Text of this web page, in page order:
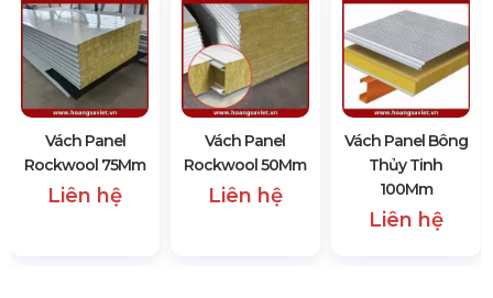
Vách Panel
Rockwool 75Mm
Liên hệ
Vách Panel
Rockwool 50Mm
Liên hệ
Vách Panel Bông
Thủy Tinh
100Mm
Liên hệ